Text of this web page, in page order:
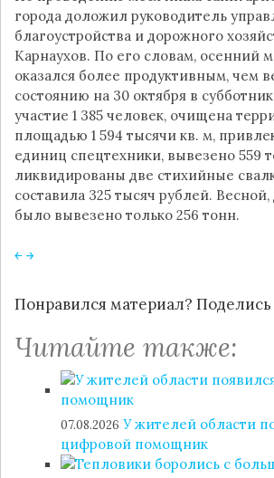
города доложил руководитель
благоустройства и дорожного
Карнаухов. По его словам, осенний
оказался более продуктивным, чем
состоянию на 30 октября в
участие 1 385 человек, очищена
площадью 1 594 тысячи кв. м,
единиц спецтехники, вывезено 559
ликвидированы две стихийные
составила 325 тысяч рублей.
было вывезено только 256 тонн.
￩￫
Понравился материал? Поделись
Читайте также:
07.08.2026 У жителей области
цифровой помощник